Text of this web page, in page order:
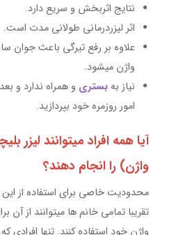
نتایج اثربخش و سریع دارد.
اثر لیزردرمانی طولانی مدت است.
علاوه بر رفع تیرگی باعث جوان
واژن میشود.
نیاز به بستری و همراه ندارد و بعد
امور روزمره خود بپردازید.
آیا همه افراد میتوانند لیزر
واژن) را انجام دهند؟
محدودیت خاصی برای استفاده از این
تقریبا تمامی خانم ها میتوانند از